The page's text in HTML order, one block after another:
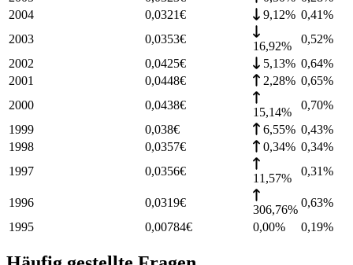
2004
0,0321€ 9,12% 0,41%
2003
0,0353€
16,92%
0,52%
2002
0,0425€ 5,13% 0,64%
2001
0,0448€ 2,28% 0,65%
2000
0,0438€
15,14%
0,70%
1999
0,038€ 6,55% 0,43%
1998
0,0357€ 0,34% 0,34%
1997
0,0356€
11,57%
0,31%
1996 0,0319€
306,76%
0,63%
1995
0,00784€ 0,00% 0,19%